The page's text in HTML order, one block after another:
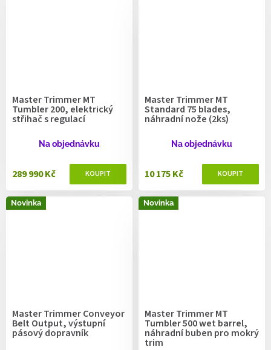
Master Trimmer MT
Tumbler 200, elektrický
střihač s regulací
Na objednávku
289 990 Kč
Master Trimmer MT
Standard 75 blades,
náhradní nože (2ks)
Na objednávku
10 175 Kč
Novinka
Master Trimmer Conveyor
Belt Output, výstupní
pásový dopravník
Novinka
Master Trimmer MT
Tumbler 500 wet barrel,
náhradní buben pro mokrý
trim